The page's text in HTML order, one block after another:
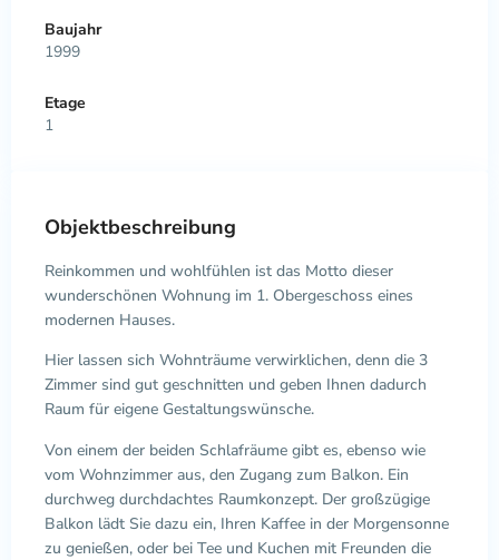
Baujahr
1999
Etage
1
Objektbeschreibung
Reinkommen und wohlfühlen ist das Motto dieser
wunderschönen Wohnung im 1. Obergeschoss eines
modernen Hauses.
Hier lassen sich Wohnträume verwirklichen, denn die 3
Zimmer sind gut geschnitten und geben Ihnen dadurch
Raum für eigene Gestaltungswünsche.
Von einem der beiden Schlafräume gibt es, ebenso wie
vom Wohnzimmer aus, den Zugang zum Balkon. Ein
durchweg durchdachtes Raumkonzept. Der großzügige
Balkon lädt Sie dazu ein, Ihren Kaffee in der Morgensonne
zu genießen, oder bei Tee und Kuchen mit Freunden die